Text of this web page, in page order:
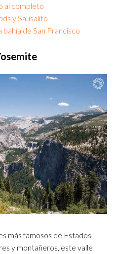
al completo
y Sausalito
bahía de San Francisco
más famosos de Estados
y montañeros, este valle